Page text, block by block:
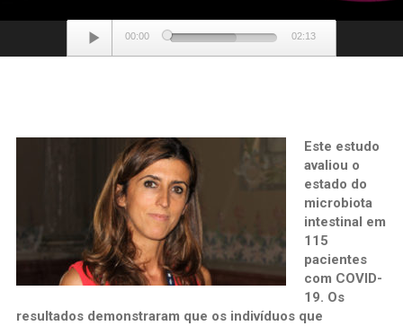
Audio
Player
00:00 02:13
Este estudo
avaliou o
estado do
microbiota
intestinal em
115
pacientes
com COVID-
19. Os
resultados demonstraram que os indivíduos que